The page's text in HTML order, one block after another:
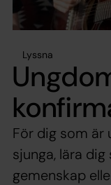
Lyssna
För dig som är
sjunga, lära
gemenskap